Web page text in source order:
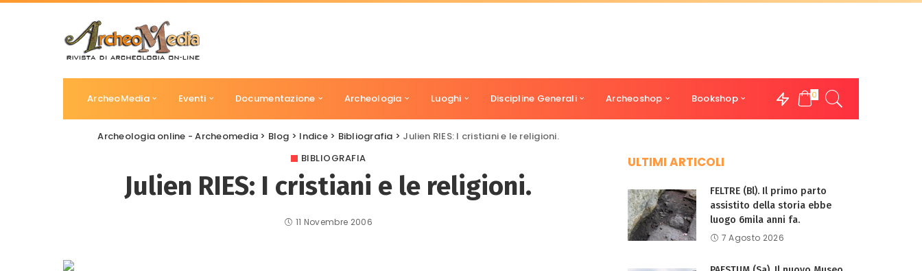
ArcheoMedia Eventi Documentazione Archeologia Luoghi Discipline Generali Archeoshop Bookshop 0
Archeologia online - Archeomedia > Blog > Indice> Bibliografia > Julien RIES: I cristiani e le religioni.
BIBLIOGRAFIA
Julien RIES: I cristiani e le religioni.
11 Novembre 2006
ULTIMI ARTICOLI
FELTRE (Bl). Il primo parto
assistito della storia ebbe
luogo 6mila anni fa.
7 Agosto 2026